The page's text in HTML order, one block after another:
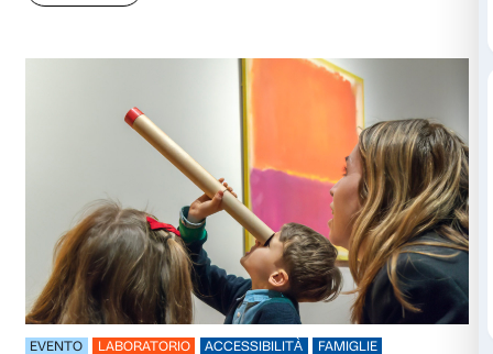
MATERIALE FAMIGLIE
Sempre disponibile
KIT FAMIGLIE – ROTHKO A
Un materiale di visita per persone adulte,
bambini